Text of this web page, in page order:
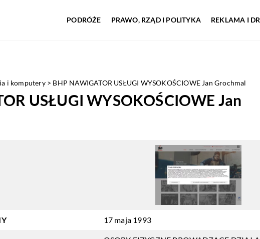
PODRÓŻE PRAWO, RZĄD I POLITYKA REKLAMA I
i komputery> BHP NAWIGATOR USŁUGI WYSOKOŚCIOWE Jan Grochmal
USŁUGI WYSOKOŚCIOWE Jan
17 maja 1993